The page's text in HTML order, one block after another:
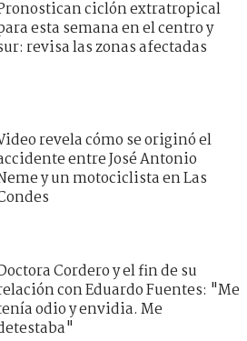
ciclón extratropical
esta semana en el centro y
revisa las zonas afectadas
revela cómo se originó el
entre José Antonio
y un motociclista en Las
Cordero y el fin de su
con Eduardo Fuentes: "Me
odio y envidia. Me